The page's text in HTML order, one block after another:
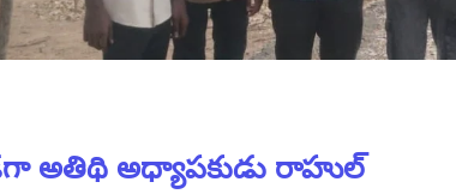
అతిథి అధ్యాపకుడు రాహుల్